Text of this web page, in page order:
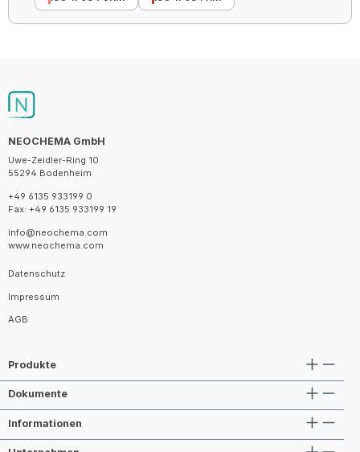
NEOCHEMA GmbH
Uwe-Zeidler-Ring 10
55294 Bodenheim
+49 6135 933199 0
Fax: +49 6135 933199 19
info@neochema.com
www.neochema.com
Datenschutz
Impressum
AGB
Produkte
Dokumente
Informationen